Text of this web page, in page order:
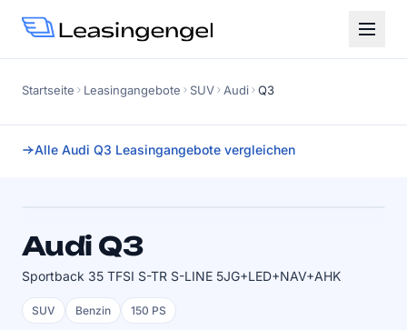
Startseite Leasingangebote SUV Audi Q3
Alle Audi Q3 Leasingangebote vergleichen
Faktor0.62
Audi Q3
Sportback 35 TFSI S-TR S-LINE 5JG+LED+NAV+AHK
SUV Benzin 150 PS